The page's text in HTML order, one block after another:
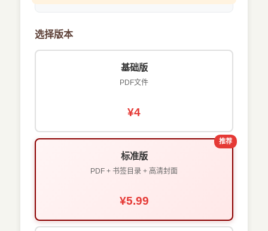
选择版本
基础版
PDF文件
¥4
推荐
标准版
PDF + 书签目录 + 高清封面
¥5.99